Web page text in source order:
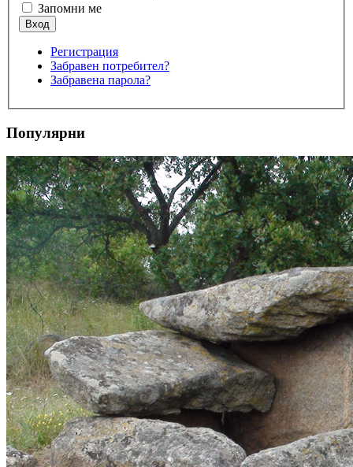
Запомни ме
Регистрация
Забравен потребител?
Забравена парола?
Популярни